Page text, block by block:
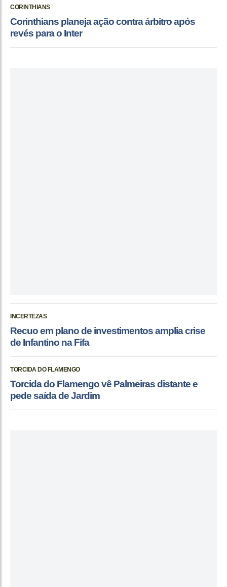
CORINTHIANS
Corinthians planeja ação contra árbitro após
revés para o Inter
INCERTEZAS
Recuo em plano de investimentos amplia crise
de Infantino na Fifa
TORCIDA DO FLAMENGO
Torcida do Flamengo vê Palmeiras distante e
pede saída de Jardim